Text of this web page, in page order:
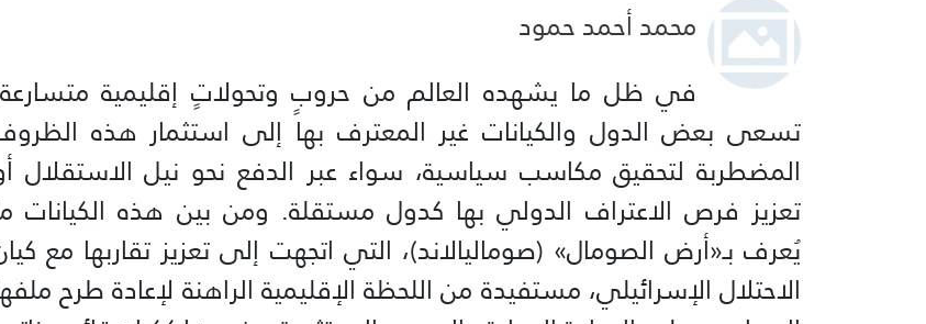
محمد أحمد حمود
في ظل ما يشهده العالم من حروبٍ وتحولاتٍ إقليمية
تسعى بعض الدول والكيانات غير المعترف بها إلى استثمار هذه
المضطربة لتحقيق مكاسب سياسية، سواء عبر الدفع نحو نيل الاستقلال
تعزيز فرص الاعتراف الدولي بها كدول مستقلة. ومن بين هذه الكيانات
يُعرف بـ«أرض الصومال» (صوماليالاند)، التي اتجهت إلى تعزيز تقاربها مع
الاحتلال الإسرائيلي، مستفيدة من اللحظة الإقليمية الراهنة لإعادة طرح